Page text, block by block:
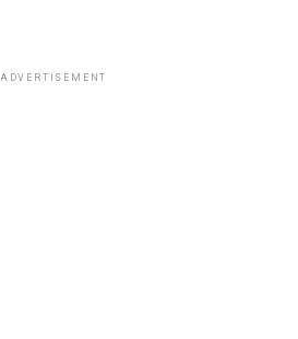
ADVERTISEMENT